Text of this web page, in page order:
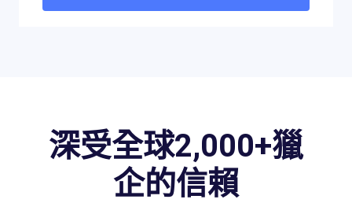
深受全球2,000+獵
企的信賴